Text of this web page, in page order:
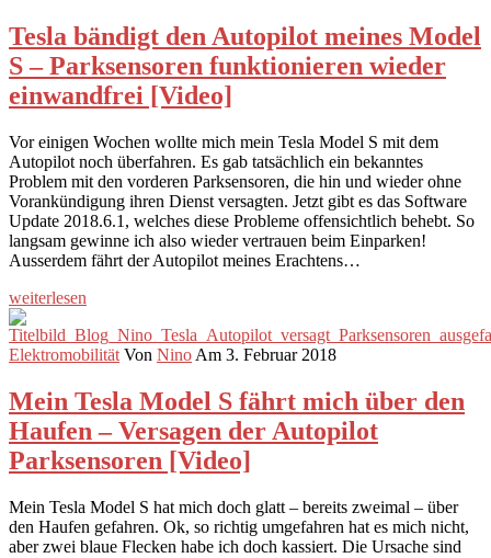
Tesla bändigt den Autopilot meines Model
S – Parksensoren funktionieren wieder
einwandfrei [Video]
Vor einigen Wochen wollte mich mein Tesla Model S mit dem
Autopilot noch überfahren. Es gab tatsächlich ein bekanntes
Problem mit den vorderen Parksensoren, die hin und wieder ohne
Vorankündigung ihren Dienst versagten. Jetzt gibt es das Software
Update 2018.6.1, welches diese Probleme offensichtlich behebt. So
langsam gewinne ich also wieder vertrauen beim Einparken!
Ausserdem fährt der Autopilot meines Erachtens…
weiterlesen
Elektromobilität Von Nino Am 3. Februar 2018
Mein Tesla Model S fährt mich über den
Haufen – Versagen der Autopilot
Parksensoren [Video]
Mein Tesla Model S hat mich doch glatt – bereits zweimal – über
den Haufen gefahren. Ok, so richtig umgefahren hat es mich nicht,
aber zwei blaue Flecken habe ich doch kassiert. Die Ursache sind